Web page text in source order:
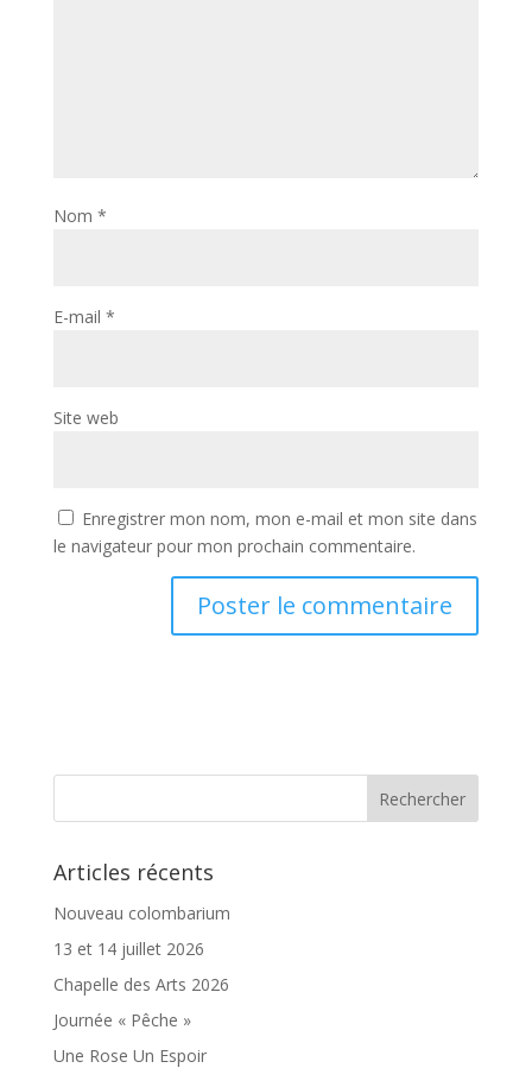
Nom *
E-mail *
Site web
Enregistrer mon nom, mon e-mail et mon site dans
le navigateur pour mon prochain commentaire.
Articles récents
Nouveau colombarium
13 et 14 juillet 2026
Chapelle des Arts 2026
Journée « Pêche »
Une Rose Un Espoir